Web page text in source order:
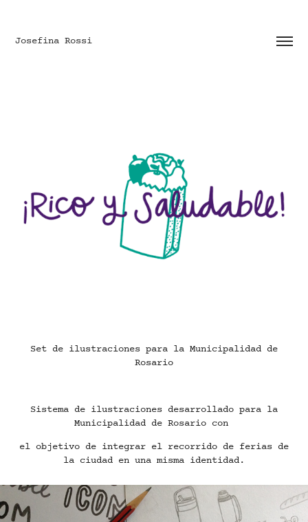
Josefina Rossi
Set de ilustraciones para la Municipalidad de
Rosario
Sistema de ilustraciones desarrollado para la
Municipalidad de Rosario con
el objetivo de integrar el recorrido de ferias de
la ciudad en una misma identidad.